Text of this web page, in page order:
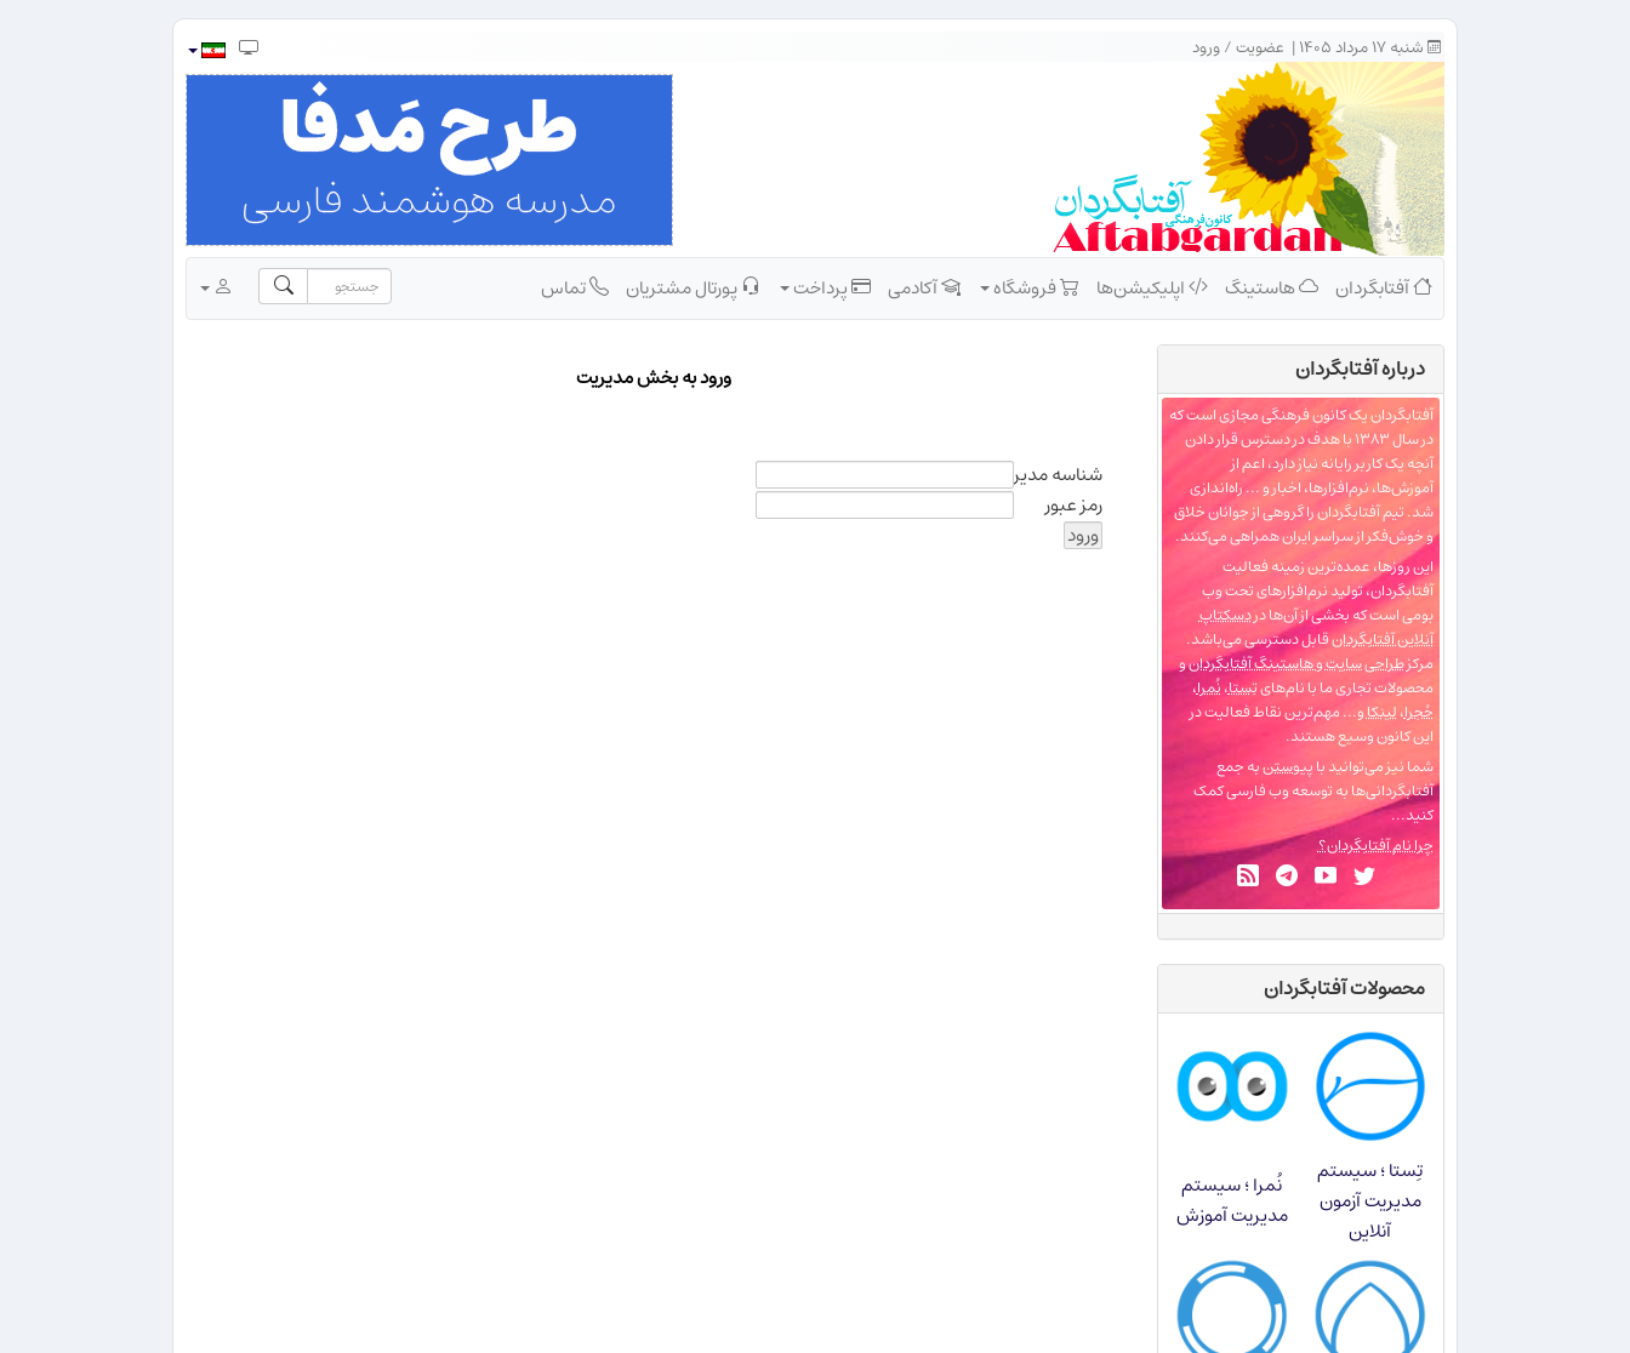
شنبه ۱۷ مرداد ۱۴۰۵ | عضویت/ورود
آفتابگردان هاستینگ اپلیکیشن‌ها فروشگاه آکادمی پرداخت پورتال مشتریان تماس
ورود به بخش مديريت
شناسه مدیر
رمز عبور
درباره‌ آفتابگردان
آفتابگردان یک کانون فرهنگی مجازی است که
در سال ۱۳۸۳ با هدف در دسترس قرار دادن
آنچه یک کاربر رایانه نیاز دارد، اعم از
آموزش‌ها، نرم‌افزارها، اخبار و ... راه‌اندازی
شد. تیم آفتابگردان را گروهی از جوانان خلاق
و خوش‌فکر از سراسر ایران همراهی می‌کنند.
این روزها، عمده‌ترین زمینه فعالیت
آفتابگردان، تولید نرم‌افزارهای تحت وب
بومی است که بخشی از آن‌ها دردسکتاپ
آنلاین آفتابگردانقابل دسترسی می‌باشد.
مرکزطراحی سایت و هاستینگ آفتابگردانو
محصولات تجاری ما با نام‌هایتِستا،نُمرا،
حُجرا،لینکاو... مهم‌ترین نقاط فعالیت در
این کانون وسیع هستند.
شما نیز می‌توانید باپیوستنبه جمع
آفتابگردانی‌ها به توسعه وب فارسی کمک
کنید...
چرا نام آفتابگردان؟
محصولات آفتابگردان
تِستا ؛ سیستم
مدیریت آزمون
آنلاین
نُمرا ؛ سیستم
مدیریت آموزش